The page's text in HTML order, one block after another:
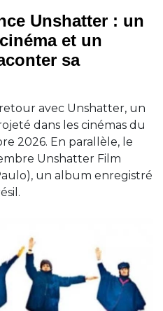
Unshatter : un
et un
sa
avec Unshatter, un
dans les cinémas du
2026. En parallèle, le
Unshatter Film
un album enregistré